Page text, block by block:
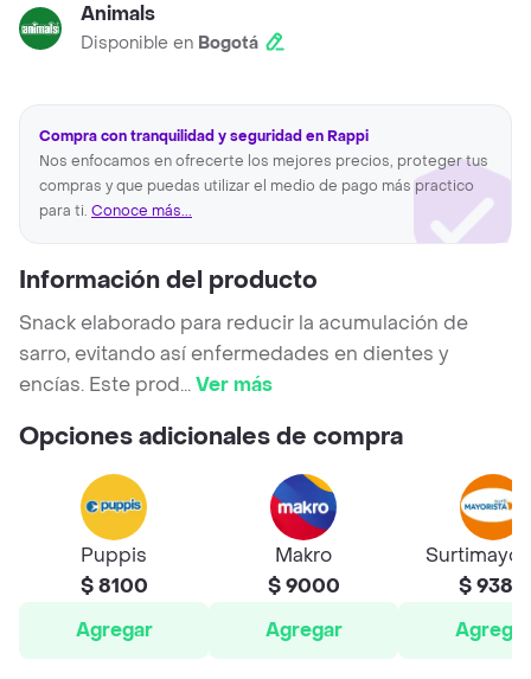
Animals
Disponible en Bogotá
Compra con tranquilidad y seguridad en Rappi
Nos enfocamos en ofrecerte los mejores precios, proteger tus
compras y que puedas utilizar el medio de pago más practico
para ti. Conoce más...
Información del producto
Snack elaborado para reducir la acumulación de
sarro, evitando así enfermedades en dientes y
encías. Este prod...Ver más
Opciones adicionales de compra
Puppis
$ 8100
Agregar
Makro
$ 9000
Agregar
$ 9380
Agregar